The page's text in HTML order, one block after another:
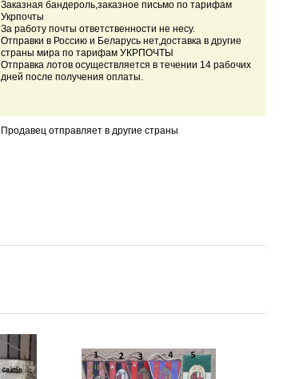
Заказная бандероль,заказное письмо по тарифам
Укрпочты
За работу почты ответственности не несу.
Отправки в Россию и Беларусь нет,доставка в другие
страны мира по тарифам УКРПОЧТЫ
Отправка лотов осуществляется в течении 14 рабочих
дней после получения оплаты.
Продавец отправляет в другие страны